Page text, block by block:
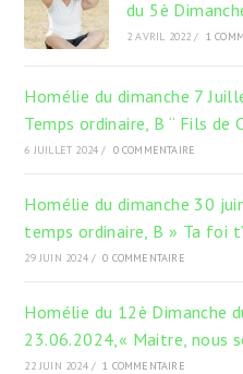
du 5è
2 AVRIL 2022 / 1
Homélie du dimanche 7
Temps ordinaire, B “ Fils de
6 JUILLET 2024 / 0 COMMENTAIRE
Homélie du dimanche 30
temps ordinaire, B » Ta foi
29 JUIN 2024 / 0 COMMENTAIRE
Homélie du 12è Dimanche
23.06.2024,« Maitre, nous
22 JUIN 2024 / 1 COMMENTAIRE